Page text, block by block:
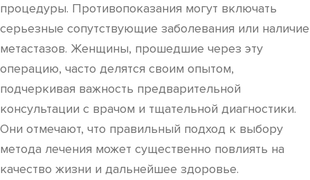
процедуры. Противопоказания могут включать
серьезные сопутствующие заболевания или наличие
метастазов. Женщины, прошедшие через эту
операцию, часто делятся своим опытом,
подчеркивая важность предварительной
консультации с врачом и тщательной диагностики.
Они отмечают, что правильный подход к выбору
метода лечения может существенно повлиять на
качество жизни и дальнейшее здоровье.